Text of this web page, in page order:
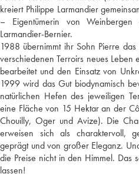
kreiert Philippe Larmandier
– Eigentümerin von
Larmandier-Bernier.
1988 übernimmt ihr Sohn Pierre
verschiedenen Terroirs neues
bearbeitet und den Einsatz von
1999 wird das Gut biodynamisch
natürlichen Hefen des jeweiligen
eine Fläche von 15 Hektar an der
Chouilly, Oger und Avize). Die
erweisen sich als charaktervoll,
geprägt und von großer Eleganz.
die Preise nicht in den Himmel. Das
lassen!